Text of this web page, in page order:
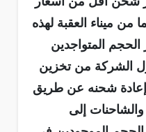
من ميناء العقبة لهذه
الحجم المتواجدين
الشركة من تخزين
شحنه عن طريق
إلى